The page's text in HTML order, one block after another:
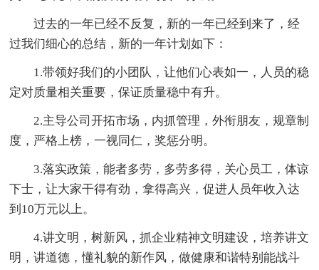
过去的一年已经不反复，新的一年已经到来了，经
过我们细心的总结，新的一年计划如下：
1.带领好我们的小团队，让他们心表如一，人员的稳
定对质量相关重要，保证质量稳中有升。
2.主导公司开拓市场，内抓管理，外衔朋友，规章制
度，严格上榜，一视同仁，奖惩分明。
3.落实政策，能者多劳，多劳多得，关心员工，体谅
下士，让大家干得有劲，拿得高兴，促进人员年收入达
到10万元以上。
4.讲文明，树新风，抓企业精神文明建设，培养讲文
明，讲道德，懂礼貌的新作风，做健康和谐特别能战斗